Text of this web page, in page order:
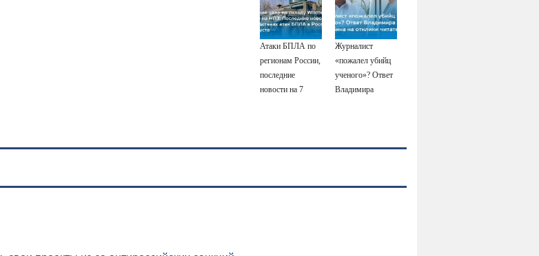
Бондарчука и
Исаковой
Атаки БПЛА по
регионам России,
последние
новости на 7
Wildberries,
Журналист
«пожалел убийц
ученого»? Ответ
Владимира